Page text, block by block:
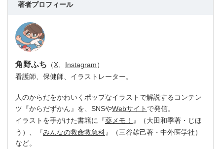
著者プロフィール
角野ふち （X、 Instagram）
看護師、保健師、イラストレーター。
人のからだをかわいくポップなイラストで解説するコンテン
ツ『からだずかん』を、SNSやWebサイト で発信。
イラストを手がけた書籍に『薬メモ！ 』（大田和季著・じほ
う）、『みんなの救命救急科』（三谷雄己著・中外医学社）
など。